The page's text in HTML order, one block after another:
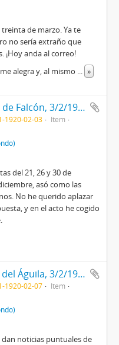
de marzo. Ya te
no sería extraño que
¡Hoy anda al correo!
alegra y, al mismo ... »
Carta a Artemia G. de Falcón, 3/2/1920
1920-02-03
Item
del 21, 26 y 30 de
asó como las
No he querido aplazar
y en el acto he cogido
Carta a Humberto del Águila, 3/2/1920
1920-02-07
Item
noticias puntuales de